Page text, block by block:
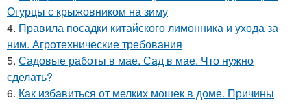
Огурцы с крыжовником на зиму
4. Правила посадки китайского лимонника и ухода за
ним. Агротехнические требования
5. Садовые работы в мае. Сад в мае. Что нужно
сделать?
6. Как избавиться от мелких мошек в доме. Причины